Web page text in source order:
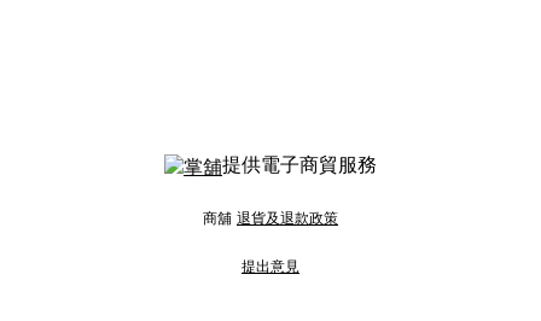
提供電子商貿服務
商舖 退貨及退款政策
提出意見